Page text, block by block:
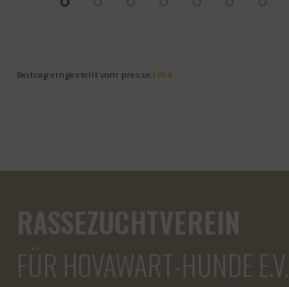
Beitrag eingestellt vom presse. rms
RASSEZUCHTVEREIN
FÜR HOVAWART-HUNDE E.V.